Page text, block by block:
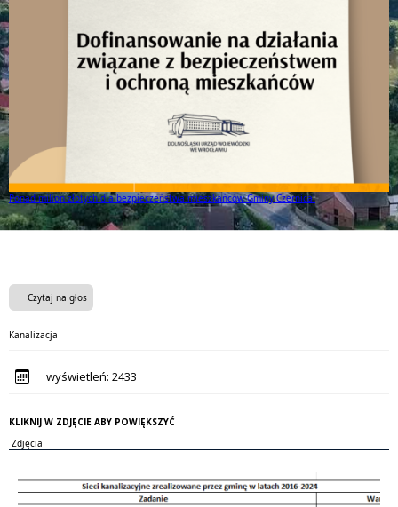
Ponad milion złotych dla bezpieczeństwa mieszkańców Gminy Czernica!
Czytaj na głos
Kanalizacja
wyświetleń: 2433
KLIKNIJ W ZDJĘCIE ABY POWIĘKSZYĆ
Zdjęcia